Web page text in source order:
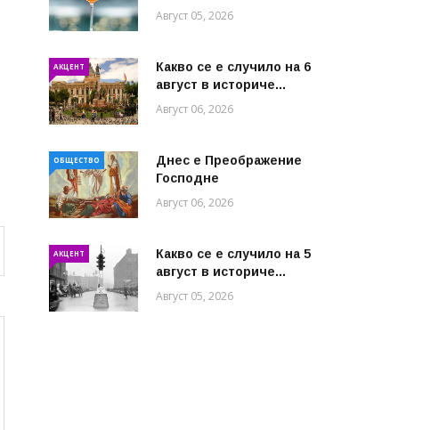
Август 05, 2026
АКЦЕНТ
Какво се е случило на 6
август в историче...
Август 06, 2026
ОБЩЕСТВО
Днес е Преображение
Господне
Август 06, 2026
АКЦЕНТ
Какво се е случило на 5
август в историче...
Август 05, 2026